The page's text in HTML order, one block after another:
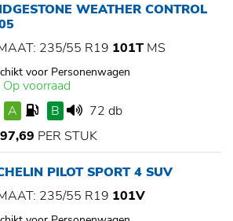
WEATHER CONTROL
235/55 R19 101T MS
voor Personenwagen
Op voorraad
A
B
72 db
PER STUK
PILOT SPORT 4 SUV
235/55 R19 101V